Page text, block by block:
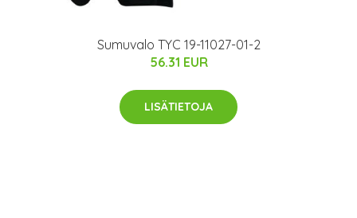
Sumuvalo TYC 19-11027-01-2
56.31 EUR
LISÄTIETOJA